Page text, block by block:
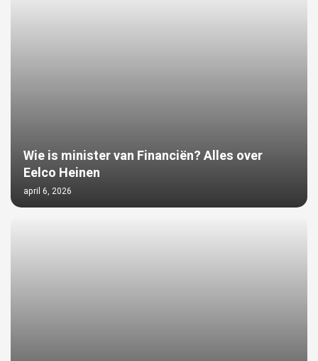
Wie is minister van Financiën? Alles over
Eelco Heinen
april 6, 2026